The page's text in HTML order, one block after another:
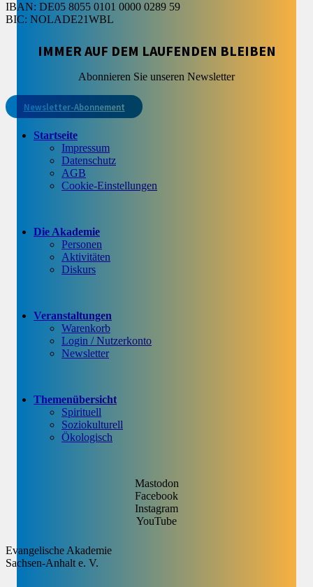
IBAN: DE05 8055 0101 0000 0289 59
BIC: NOLADE21WBL
IMMER AUF DEM LAUFENDEN BLEIBEN
Abonnieren Sie unseren Newsletter
Newsletter-Abonnement
Startseite
Impressum
Datenschutz
AGB
Cookie-Einstellungen
Die Akademie
Personen
Aktivitäten
Diskurs
Veranstaltungen
Warenkorb
Login / Nutzerkonto
Newsletter
Themenübersicht
Spirituell
Soziokulturell
Ökologisch
Mastodon
Facebook
Instagram
YouTube
Evangelische Akademie
Sachsen-Anhalt e. V.